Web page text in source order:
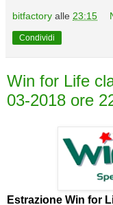
bitfactory alle 23:15
Condividi
Win for Life
03-2018 ore
Estrazione Win for